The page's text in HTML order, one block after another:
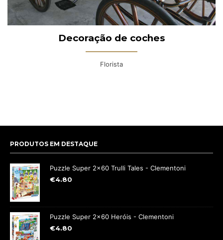
Decoração de coches
Florista
PRODUTOS EM DESTAQUE
Puzzle Super 2x60 Trulli Tales - Clementoni
€4.80
Puzzle Super 2x60 Heróis - Clementoni
€4.80